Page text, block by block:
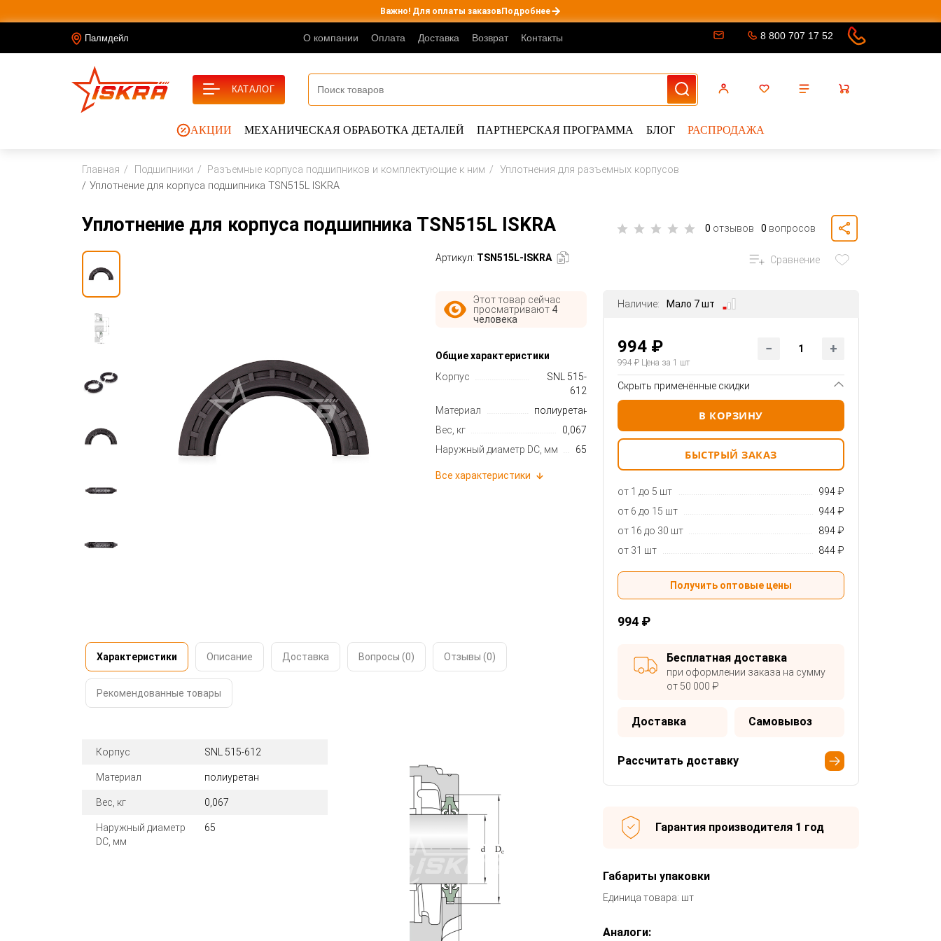
Важно! Для оплаты заказовПодробнее
Палмдейл О компании Оплата Доставка Возврат Контакты 8 800 707 17 52
АКЦИИ МЕХАНИЧЕСКАЯ ОБРАБОТКА ДЕТАЛЕЙ ПАРТНЕРСКАЯ ПРОГРАММА БЛОГ РАСПРОДАЖА
КАТАЛОГ
Главная Подшипники Разъемные корпуса подшипников и комплектующие к ним
Уплотнения для разъемных корпусов
Уплотнение для корпуса подшипника TSN515L ISKRA
Уплотнение для корпуса подшипника TSN515L ISKRA 0 отзывов 0 вопросов
Артикул: TSN515L-ISKRA
Этот товар сейчас
просматривают 4
человека
Общие характеристики
Корпус
SNL 515-
612
Материал
полиуретан
Вес, кг
0,067
Наружный диаметр DC, мм
65
Все характеристики
Характеристики Описание Доставка Вопросы (0) Отзывы (0)
Рекомендованные товары
Корпус SNL 515-612
Материал полиуретан
Вес, кг 0,067
Наружный диаметр
DC, мм
65
Сравнение
Наличие: Мало 7 шт
994 ₽
994 ₽Цена за 1 шт
Скрыть применённые скидки
В КОРЗИНУ
БЫСТРЫЙ ЗАКАЗ
от 1 до 5 шт
994 ₽
от 6 до 15 шт
944 ₽
от 16 до 30 шт
894 ₽
от 31 шт
844 ₽
Получить оптовые цены
994 ₽
Бесплатная доставка
при оформлении заказа на сумму
от 50 000 ₽
Доставка Самовывоз
Рассчитать доставку
Гарантия производителя 1 год
Габариты упаковки
Единица товара: шт
Аналоги: